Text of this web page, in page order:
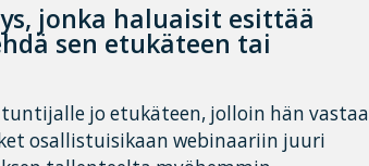
jonka haluaisit esittää
sen etukäteen tai
jo etukäteen, jolloin hän vastaa
osallistuisikaan webinaariin juuri